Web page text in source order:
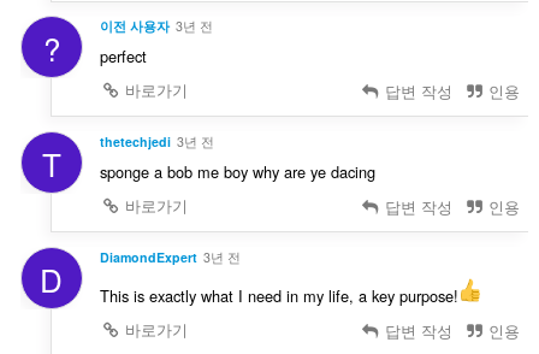
? 이전 사용자 3년 전
perfect
바로가기
답변 작성 인용
T thetechjedi 3년 전
sponge a bob me boy why are ye dacing
바로가기
답변 작성 인용
D DiamondExpert 3년 전
This is exactly what I need in my life, a key purpose!
바로가기
답변 작성 인용